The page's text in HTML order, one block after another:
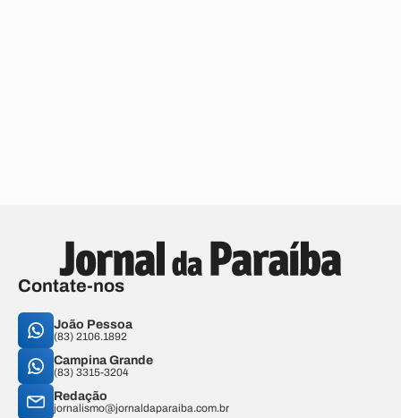
Contate-nos
João Pessoa
(83) 2106.1892
Campina Grande
(83) 3315-3204
Redação
jornalismo@jornaldaparaiba.com.br